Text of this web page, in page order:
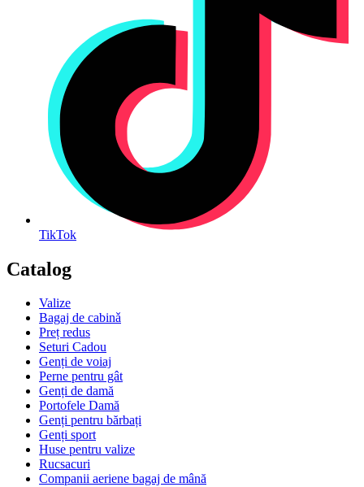
TikTok
Catalog
Valize
Bagaj de cabinǎ
Preț redus
Seturi Cadou
Genți de voiaj
Perne pentru gât
Genți de damă
Portofele Damă
Genți pentru bărbați
Genți sport
Huse pentru valize
Rucsacuri
Companii aeriene bagaj de mână